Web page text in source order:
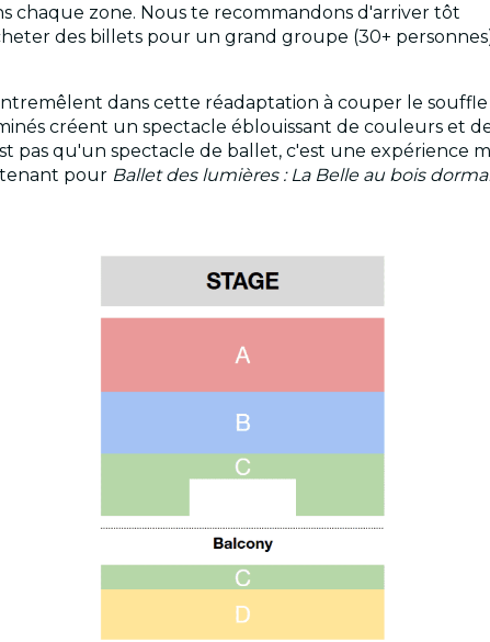
chaque zone. Nous te recommandons d'arriver tôt
des billets pour un grand groupe (30+
dans cette réadaptation à couper le souffle
créent un spectacle éblouissant de couleurs et
pas qu'un spectacle de ballet, c'est une expérience
pour Ballet des lumières : La Belle au bois